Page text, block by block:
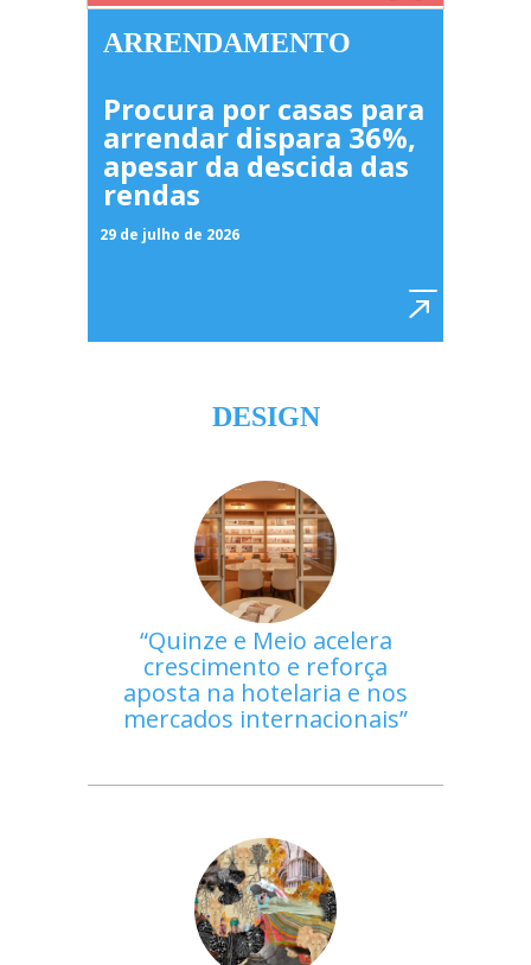
ARRENDAMENTO
Procura por casas para
arrendar dispara 36%,
apesar da descida das
rendas
29 de julho de 2026
DESIGN
Quinze e Meio acelera
crescimento e reforça
aposta na hotelaria e nos
mercados internacionais